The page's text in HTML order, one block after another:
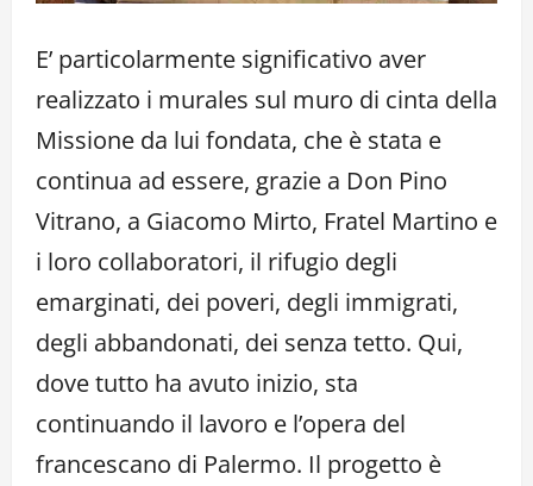
E’ particolarmente significativo aver
realizzato i murales sul muro di cinta della
Missione da lui fondata, che è stata e
continua ad essere, grazie a Don Pino
Vitrano, a Giacomo Mirto, Fratel Martino e
i loro collaboratori, il rifugio degli
emarginati, dei poveri, degli immigrati,
degli abbandonati, dei senza tetto. Qui,
dove tutto ha avuto inizio, sta
continuando il lavoro e l’opera del
francescano di Palermo. Il progetto è